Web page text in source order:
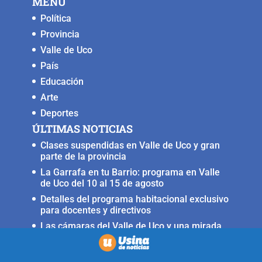
Política
Provincia
Valle de Uco
País
Educación
Arte
Deportes
ÚLTIMAS NOTICIAS
Clases suspendidas en Valle de Uco y gran
parte de la provincia
La Garrafa en tu Barrio: programa en Valle
de Uco del 10 al 15 de agosto
Detalles del programa habitacional exclusivo
para docentes y directivos
Las cámaras del Valle de Uco y una mirada
crítica sobre la crisis con Brasil
Irrigación prorrogó la restricción para